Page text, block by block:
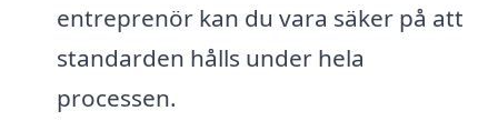
entreprenör kan du vara säker på att
standarden hålls under hela
processen.